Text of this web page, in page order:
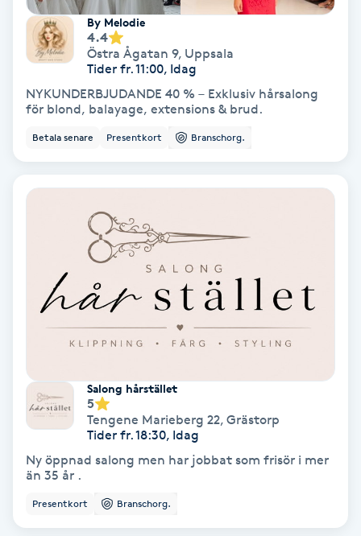
Spraytan
Svettbehandling
Tuina-massage
Taktil massage
Tandblekning
Tandläkare
Tatuering
Tatueringsborttagning
By Melodie
4.4
Östra Ågatan 9, Uppsala
Tider fr. 11:00, Idag
NYKUNDERBJUDANDE 40 % – Exklusiv hårsalong
för blond, balayage, extensions & brud.
Betala senare Presentkort Branschorg.
Salong hårstället
5
Tengene Marieberg 22, Grästorp
Tider fr. 18:30, Idag
Ny öppnad salong men har jobbat som frisör i mer
än 35 år .
Presentkort Branschorg.